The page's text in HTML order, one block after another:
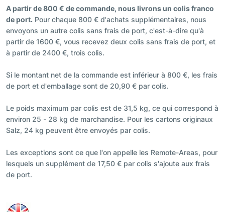
A partir de 800 € de commande, nous livrons un colis franco
de port. Pour chaque 800 € d'achats supplémentaires, nous
envoyons un autre colis sans frais de port, c'est-à-dire qu'à
partir de 1600 €, vous recevez deux colis sans frais de port, et
à partir de 2400 €, trois colis.
Si le montant net de la commande est inférieur à 800 €, les frais
de port et d'emballage sont de 20,90 € par colis.
Le poids maximum par colis est de 31,5 kg, ce qui correspond à
environ 25 - 28 kg de marchandise. Pour les cartons originaux
Salz, 24 kg peuvent être envoyés par colis.
Les exceptions sont ce que l'on appelle les Remote-Areas, pour
lesquels un supplément de 17,50 € par colis s'ajoute aux frais
de port.